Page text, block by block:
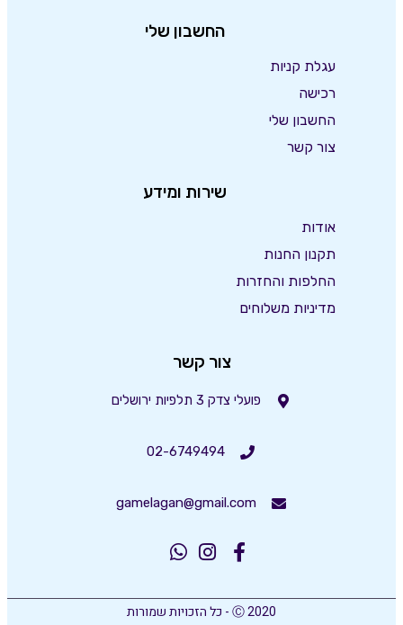
החשבון שלי
עגלת קניות
רכישה
החשבון שלי
צור קשר
שירות ומידע
אודות
תקנון החנות
החלפות והחזרות
מדיניות משלוחים
צור קשר
פועלי צדק 3 תלפיות ירושלים
02-6749494
gamelagan@gmail.com
Ⓒ 2020 - כל הזכויות שמורות